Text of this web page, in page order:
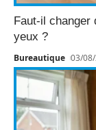
Faut-il changer
yeux ?
Bureautique 03/